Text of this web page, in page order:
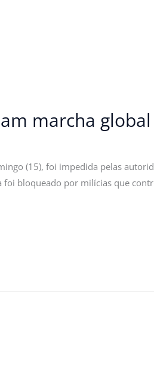
marcha global
(15), foi impedida pelas
bloqueado por milícias que